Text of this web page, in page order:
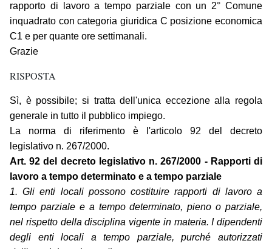
rapporto di lavoro a tempo parziale con un 2° Comune
inquadrato con categoria giuridica C posizione economica
C1 e per quante ore settimanali.
Grazie
RISPOSTA
Sì, è possibile; si tratta dell'unica eccezione alla regola
generale in tutto il pubblico impiego.
La norma di riferimento è l'articolo 92 del decreto
legislativo n. 267/2000.
Art. 92 del decreto legislativo n. 267/2000 - Rapporti di
lavoro a tempo determinato e a tempo parziale
1. Gli enti locali possono costituire rapporti di lavoro a
tempo parziale e a tempo determinato, pieno o parziale,
nel rispetto della disciplina vigente in materia. I dipendenti
degli enti locali a tempo parziale, purché autorizzati